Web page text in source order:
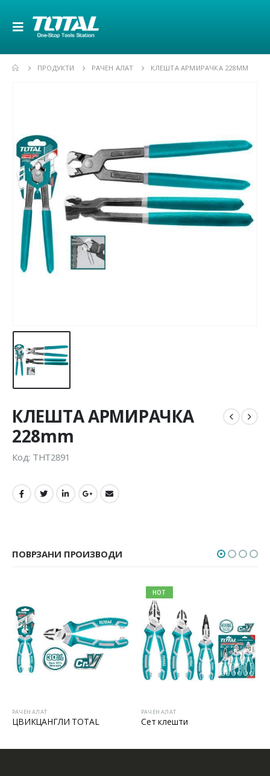
ПРОДУКТИ РАЧЕН АЛАТ КЛЕШТА АРМИРАЧКА 228MM
КЛЕШТА АРМИРАЧКА
228mm
Код: THT2891
ПОВРЗАНИ ПРОИЗВОДИ
РАЧЕН АЛАТ
ЦВИКЦАНГЛИ TOTAL
HOT
РАЧЕН АЛАТ
Сет клешти